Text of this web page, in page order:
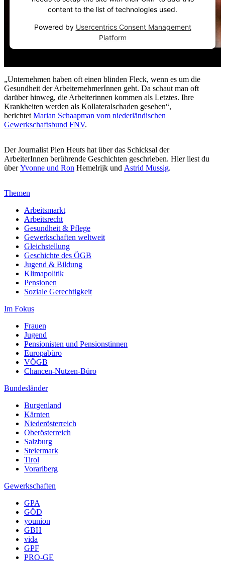
content to the list of technologies used.
Powered by Usercentrics Consent Management
Platform
„Unternehmen haben oft einen blinden Fleck, wenn es um die
Gesundheit der ArbeiternehmerInnen geht. Da schaut man oft
darüber hinweg, die Arbeiterinnen kommen als Letztes. Ihre
Krankheiten werden als Kollateralschaden gesehen“,
berichtet Marian Schaapman vom niederländischen
Gewerkschaftsbund FNV.
Der Journalist Pien Heuts hat über das Schicksal der
ArbeiterInnen berührende Geschichten geschrieben. Hier liest du
überYvonne und Ron Hemelrijk und Astrid Mussig.
Themen
Arbeitsmarkt
Arbeitsrecht
Gesundheit & Pflege
Gewerkschaften weltweit
Gleichstellung
Geschichte des ÖGB
Jugend & Bildung
Klimapolitik
Pensionen
Soziale Gerechtigkeit
Im Fokus
Frauen
Jugend
Pensionisten und Pensionstinnen
Europabüro
VÖGB
Chancen-Nutzen-Büro
Bundesländer
Burgenland
Kärnten
Niederösterreich
Oberösterreich
Salzburg
Steiermark
Tirol
Vorarlberg
Gewerkschaften
GPA
GÖD
younion
GBH
vida
GPF
PRO-GE